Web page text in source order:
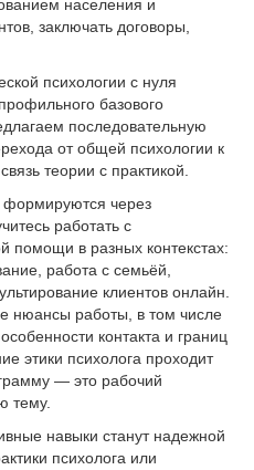
населения и
заключать договоры,
психологии с нуля
базового
последовательную
от общей психологии к
теории с практикой.
формируются через
работать с
помощи в разных контекстах:
работа с семьёй,
клиентов онлайн.
нюансы работы, в том числе
контакта и границ
этики психолога проходит
— это рабочий
тему.
навыки станут надежной
психолога или